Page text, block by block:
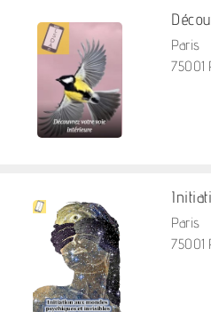
Paris
75001
Paris
75001